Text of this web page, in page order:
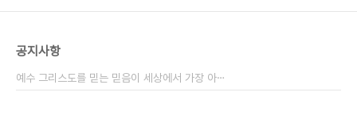
나 많은 마술을 보여줄 수 있는가? 입니다. 최근 싱가
5분 안에 15개의 일루전 마술을 보여주..
공지사항
예수 그리스도를 믿는 믿음이 세상에서 가장 아⋯